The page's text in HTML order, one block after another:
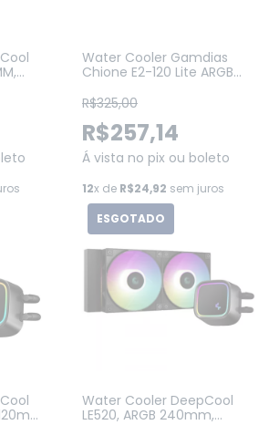
Water Cooler Gamdias
Chione E2-120 Lite ARGB
R$325,00
R$257,14
Á vista no pix ou boleto
12x de R$24,92 sem juros
ESGOTADO
Water Cooler DeepCool
LE520, ARGB 240mm,